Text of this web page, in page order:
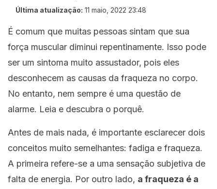
Última atualização: 11 maio, 2022 23:48
É comum que muitas pessoas sintam que sua
força muscular diminui repentinamente. Isso pode
ser um sintoma muito assustador, pois eles
desconhecem as causas da fraqueza no corpo.
No entanto, nem sempre é uma questão de
alarme. Leia e descubra o porquê.
Antes de mais nada, é importante esclarecer dois
conceitos muito semelhantes: fadiga e fraqueza.
A primeira refere-se a uma sensação subjetiva de
falta de energia. Por outro lado, a fraqueza é a